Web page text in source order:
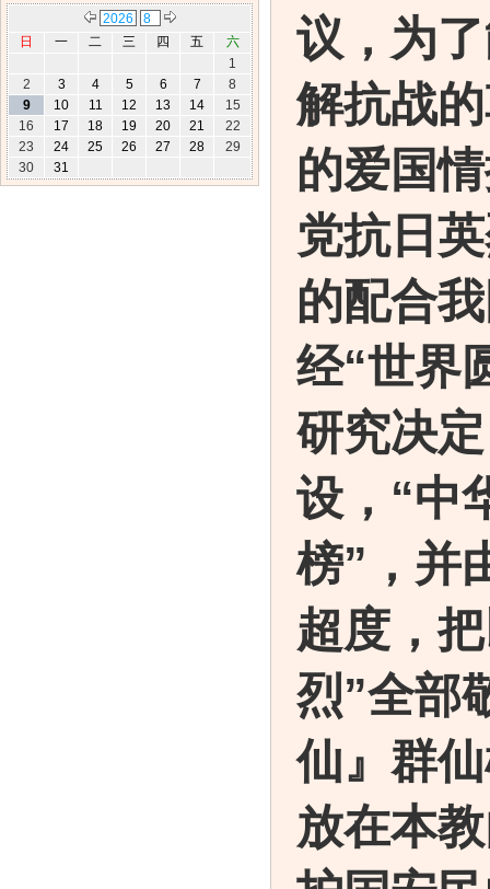
日 一 二 三 四 五
六
1
2
3 4 5 6 7
8
9
10 11 12 13 14
15
16
17 18 19 20 21
22
23
24 25 26 27 28
29
30
31
议，为
解抗战
的爱国
党抗日
的配合
经“世界
研究决
设，“中
榜”，并
超度，
烈”全部
仙』群
放在本